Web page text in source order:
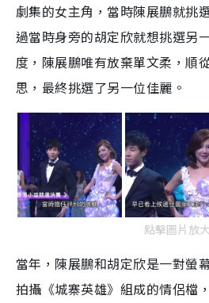
劇集的女主角，當時陳展鵬就挑
過當時身旁的胡定欣就想挑選另
度，陳展鵬唯有放棄單文柔，順
思，最終挑選了另一位佳麗。
點擊圖片放大
當年，陳展鵬和胡定欣是一對螢
拍攝《城寨英雄》組成的情侶檔